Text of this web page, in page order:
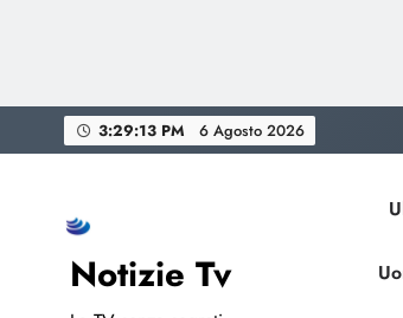
to
3:29:14 PM 6 Agosto 2026
Notizie Tv